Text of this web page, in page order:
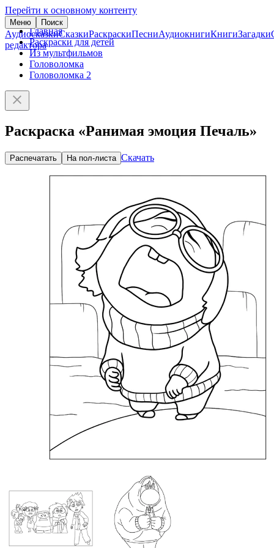
Перейти к основному контенту
Меню Поиск
АудиосказкиСказкиРаскраскиПесниАудиокнигиКнигиЗагадки
редактора
Главная
Раскраски для детей
Из мультфильмов
Головоломка
Головоломка 2
Раскраска «Ранимая эмоция Печаль»
Распечатать На пол-листа Скачать